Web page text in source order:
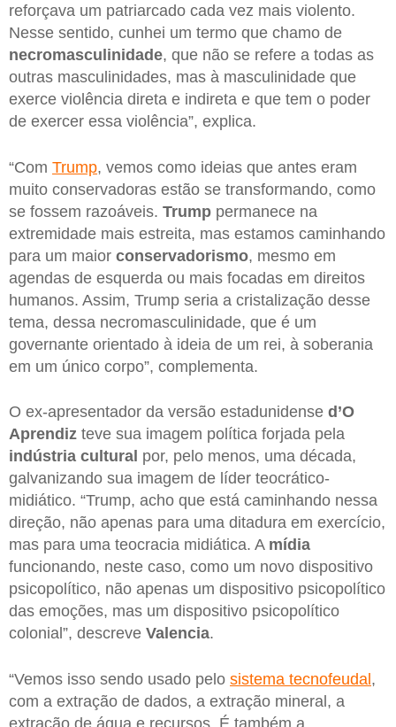
reforçava um patriarcado cada vez mais violento.
Nesse sentido, cunhei um termo que chamo de
necromasculinidade, que não se refere a todas as
outras masculinidades, mas à masculinidade que
exerce violência direta e indireta e que tem o poder
de exercer essa violência”, explica.
“Com Trump, vemos como ideias que antes eram
muito conservadoras estão se transformando, como
se fossem razoáveis. Trump permanece na
extremidade mais estreita, mas estamos caminhando
para um maior conservadorismo, mesmo em
agendas de esquerda ou mais focadas em direitos
humanos. Assim, Trump seria a cristalização desse
tema, dessa necromasculinidade, que é um
governante orientado à ideia de um rei, à soberania
em um único corpo”, complementa.
O ex-apresentador da versão estadunidense d’O
Aprendiz teve sua imagem política forjada pela
indústria cultural por, pelo menos, uma década,
galvanizando sua imagem de líder teocrático-
midiático. “Trump, acho que está caminhando nessa
direção, não apenas para uma ditadura em exercício,
mas para uma teocracia midiática. A mídia
funcionando, neste caso, como um novo dispositivo
psicopolítico, não apenas um dispositivo psicopolítico
das emoções, mas um dispositivo psicopolítico
colonial”, descreve Valencia.
“Vemos isso sendo usado pelo sistema tecnofeudal,
com a extração de dados, a extração mineral, a
extração de água e recursos. É também a